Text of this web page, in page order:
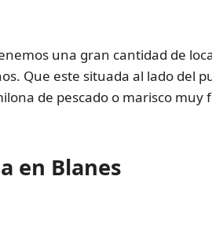
una gran cantidad de
Que este situada al lado del
de pescado o marisco muy
en Blanes